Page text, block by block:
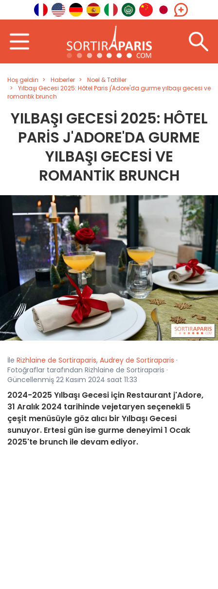
Hoş geldin Haberler
Noel & Tatiller
Yılbaşı Gecesi 2025: Hôtel Paris j'Adore'da gurme yılbaşı gecesi ve
romantik brunch
YILBAŞI GECESI 2025: HÔTEL
PARIS J'ADORE'DA GURME
YILBAŞI GECESI VE
ROMANTIK BRUNCH
İle Rizhlaine de Sortiraparis, Audrey de Sortiraparis ·
Fotoğraflar tarafından Rizhlaine de Sortiraparis ·
Güncellenmiş 22 Kasım 2024 saat 11:33
2024-2025 Yılbaşı Gecesi için Restaurant j'Adore,
31 Aralık 2024 tarihinde vejetaryen seçenekli 5
çeşit menüsüyle göz alıcı bir Yılbaşı Gecesi
sunuyor. Ertesi gün ise gurme deneyimi 1 Ocak
2025'te brunch ile devam ediyor.